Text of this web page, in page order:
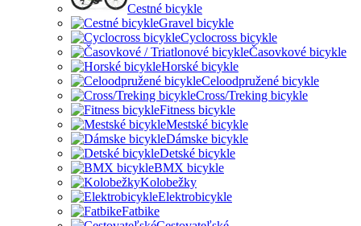
Cestné bicykle
Gravel bicykle
Cyclocross bicykle
Časovkové bicykle
Horské bicykle
Celoodpružené bicykle
Cross/Treking bicykle
Fitness bicykle
Mestské bicykle
Dámske bicykle
Detské bicykle
BMX bicykle
Kolobežky
Elektrobicykle
Fatbike